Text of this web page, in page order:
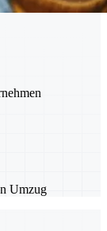
Umzug